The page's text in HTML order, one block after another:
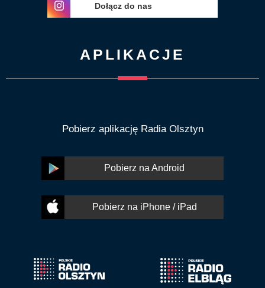
Dołącz do nas
APLIKACJE
Pobierz aplikację Radia Olsztyn
Pobierz na Android
Pobierz na iPhone / iPad